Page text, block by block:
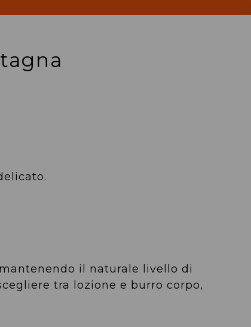
il naturale livello di
tra lozione e burro corpo,